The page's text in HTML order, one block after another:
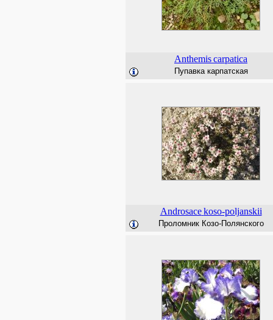
Anthemiscarpatica
Пупавка карпатская
Androsace koso-poljanskii
Проломник Козо-Полянского